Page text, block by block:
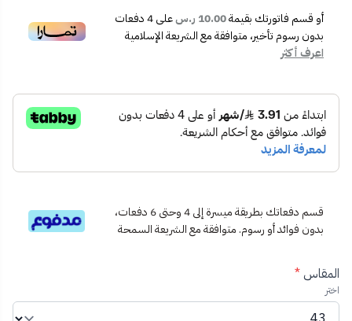
🧼 سطح ناعم مقاوم للبقع وسهل التنظيف
🛡️ مادة متينة مقاومة للكسر تدوم طويلًا
📦محتويات المنتج:
أدوات تثبيت متكاملة
دليل تركيب سهل الاستخدام
🧰الاستخدام المثالي:
للاستبدال السريع لغطاء قديم
للحمامات المنزلية أو التجارية
نصيحة احترافية:
قبل الشراء، قِس أبعاد الكرسي بدقة وتأكد من توافقه مع مقاسات
أو قسم فاتورتك بقيمة10.00 ر.س على4دفعات
بدون رسوم تأخير، متوافقة مع الشريعة الإسلامية
اعرف أكثر
قسم دفعاتك بطريقة ميسرة إلى 4 وحتى 6 دفعات،
بدون فوائد أو رسوم. متوافقة مع الشريعة السمحة
المقاس*
اختر